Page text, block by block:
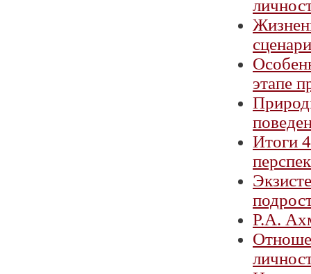
этапе
Итоги
Р.А.